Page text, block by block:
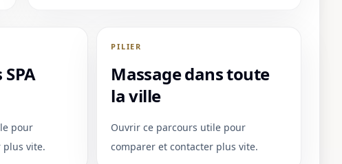
pour
plus vite.
PILIER
Massage dans toute
la ville
Ouvrir ce parcours utile pour
comparer et contacter plus vite.